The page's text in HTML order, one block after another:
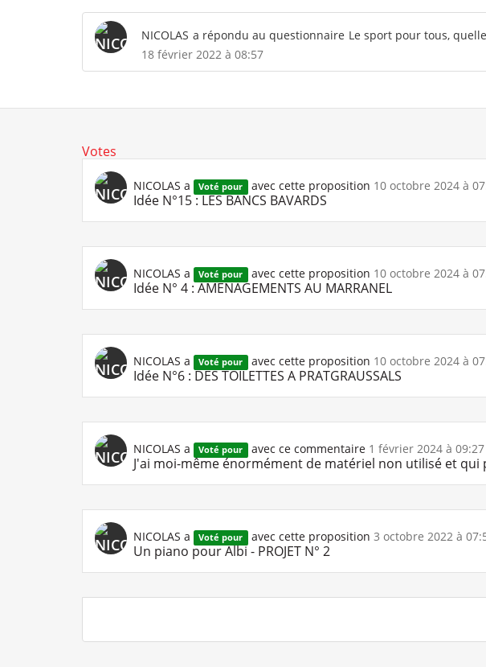
NICOLAS a répondu au questionnaire Le sport pour tous,
18 février 2022 à 08:57
Votes
NICOLAS a Voté pour avec cette proposition 10 octobre 2024 à
Idée N°15 : LES BANCS BAVARDS
NICOLAS a Voté pour avec cette proposition 10 octobre 2024 à
Idée N° 4 : AMENAGEMENTS AU MARRANEL
NICOLAS a Voté pour avec cette proposition 10 octobre 2024 à
Idée N°6 : DES TOILETTES A PRATGRAUSSALS
NICOLAS a Voté pour avec ce commentaire 1 février 2024 à 09:27
J'ai moi-même énormément de matériel non utilisé et
NICOLAS a Voté pour avec cette proposition 3 octobre 2022 à
Un piano pour Albi - PROJET N° 2